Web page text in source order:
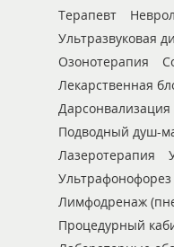
Терапевт
Ультразвуковая
Озонотерапия
Лекарственная
Дарсонвализация
Подводный душ-
Лазеротерапия
Ультрафонофорез
Лимфодренаж
Процедурный